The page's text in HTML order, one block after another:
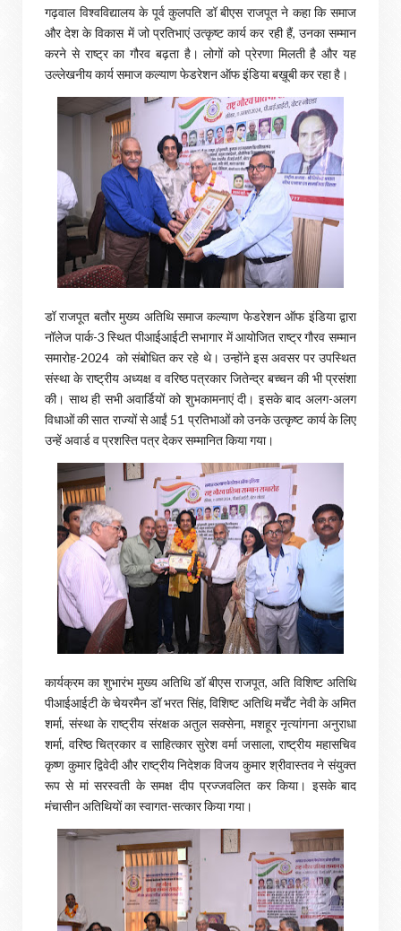
गढ़वाल विश्वविद्यालय के पूर्व कुलपति डॉ बीएस राजपूत ने कहा कि समाज
और देश के विकास में जो प्रतिभाएं उत्कृष्ट कार्य कर रही हैं, उनका सम्मान
करने से राष्ट्र का गौरव बढ़ता है। लोगों को प्रेरणा मिलती है और यह
उल्लेखनीय कार्य समाज कल्याण फेडरेशन ऑफ इंडिया बख़ूबी कर रहा है।
डॉ राजपूत बतौर मुख्य अतिथि समाज कल्याण फेडरेशन ऑफ इंडिया द्वारा
नॉलेज पार्क-3 स्थित पीआईआईटी सभागार में आयोजित राष्ट्र गौरव सम्मान
समारोह-2024 को संबोधित कर रहे थे। उन्होंने इस अवसर पर उपस्थित
संस्था के राष्ट्रीय अध्यक्ष व वरिष्ठ पत्रकार जितेन्द्र बच्चन की भी प्रसंशा
की। साथ ही सभी अवार्डियों को शुभकामनाएं दी। इसके बाद अलग-अलग
विधाओं की सात राज्यों से आईं 51 प्रतिभाओं को उनके उत्कृष्ट कार्य के लिए
उन्हें अवार्ड व प्रशस्ति पत्र देकर सम्मानित किया गया।
कार्यक्रम का शुभारंभ मुख्य अतिथि डॉ बीएस राजपूत, अति विशिष्ट अतिथि
पीआईआईटी के चेयरमैन डॉ भरत सिंह, विशिष्ट अतिथि मर्चेंट नेवी के अमित
शर्मा, संस्था के राष्ट्रीय संरक्षक अतुल सक्सेना, मशहूर नृत्यांगना अनुराधा
शर्मा, वरिष्ठ चित्रकार व साहित्कार सुरेश वर्मा जसाला, राष्ट्रीय महासचिव
कृष्ण कुमार द्विवेदी और राष्ट्रीय निदेशक विजय कुमार श्रीवास्तव ने संयुक्त
रूप से मां सरस्वती के समक्ष दीप प्रज्जवलित कर किया। इसके बाद
मंचासीन अतिथियों का स्वागत-सत्कार किया गया।